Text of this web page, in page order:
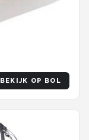
BEKIJK OP BOL